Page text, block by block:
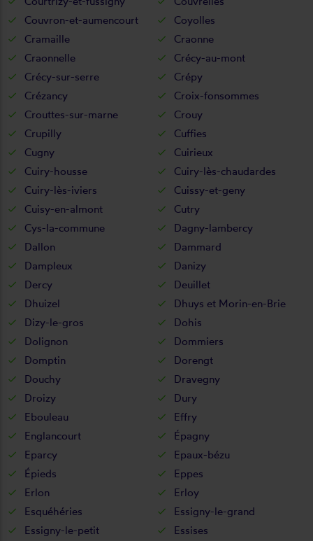
Couvron-et-aumencourt
Coyolles
Cramaille
Craonne
Craonnelle
Crécy-au-mont
Crécy-sur-serre
Crépy
Crézancy
Croix-fonsommes
Crouttes-sur-marne
Crouy
Crupilly
Cuffies
Cugny
Cuirieux
Cuiry-housse
Cuiry-lès-chaudardes
Cuiry-lès-iviers
Cuissy-et-geny
Cuisy-en-almont
Cutry
Cys-la-commune
Dagny-lambercy
Dallon
Dammard
Dampleux
Danizy
Dercy
Deuillet
Dhuizel
Dhuys et Morin-en-Brie
Dizy-le-gros
Dohis
Dolignon
Dommiers
Domptin
Dorengt
Douchy
Dravegny
Droizy
Dury
Ebouleau
Effry
Englancourt
Épagny
Eparcy
Epaux-bézu
Épieds
Eppes
Erlon
Erloy
Esquéhéries
Essigny-le-grand
Essigny-le-petit
Essises